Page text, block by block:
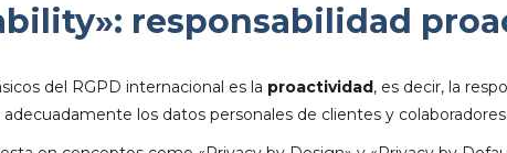
responsabilidad
del RGPD internacional es la proactividad, es decir, la
los datos personales de clientes y